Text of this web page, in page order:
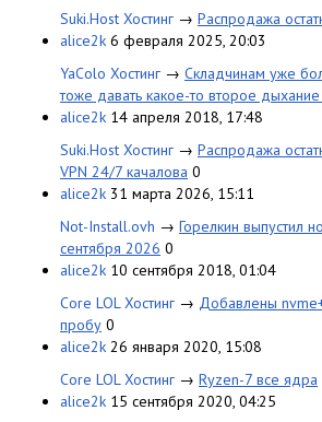
Suki.Host Хостинг → Распродажа
alice2k 6 февраля 2025, 20:03
YaColo Хостинг → Складчинам уже
тоже давать какое-то второе дыхание
alice2k 14 апреля 2018, 17:48
Suki.Host Хостинг → Распродажа
VPN 24/7 качалова 0
alice2k 31 марта 2026, 15:11
Not-Install.ovh → Горелкин выпустил
сентября 2026 0
alice2k 10 сентября 2018, 01:04
Core LOL Хостинг → Добавлены
пробу 0
alice2k 26 января 2020, 15:08
Core LOL Хостинг → Ryzen-7 все ядра
alice2k 15 сентября 2020, 04:25